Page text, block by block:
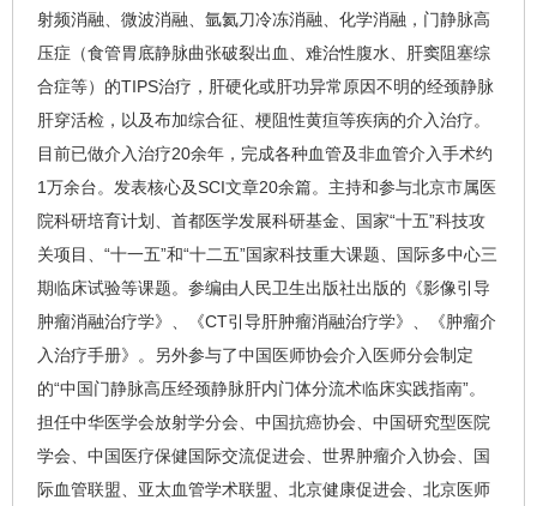
射频消融、微波消融、氩氦刀冷冻消融、化学消融，门静脉高
压症（食管胃底静脉曲张破裂出血、难治性腹水、肝窦阻塞综
合症等）的TIPS治疗， 肝硬化或肝功异常原因不明的经颈静脉
肝穿活检，以及布加综合征、梗阻性黄疸等疾病的介入治疗。
目前已做介入治疗20余年，完成各种血管及非血管介入手术约
1万余台。发表核心及SCI文章20余篇。主持和参与北京市属医
院科研培育计划、首都医学发展科研基金、国家“十五”科技攻
关项目、“十一五”和“十二五”国家科技重大课题、国际多中心三
期临床试验等课题。参编由人民卫生出版社出版的《影像引导
肿瘤消融治疗学》、《CT引导肝肿瘤消融治疗学》、《肿瘤介
入治疗手册》。另外参与了中国医师协会介入医师分会制定
的“中国门静脉高压经颈静脉肝内门体分流术临床实践指南”。
担任中华医学会放射学分会、中国抗癌协会、中国研究型医院
学会、中国医疗保健国际交流促进会、世界肿瘤介入协会、国
际血管联盟、亚太血管学术联盟、北京健康促进会、北京医师